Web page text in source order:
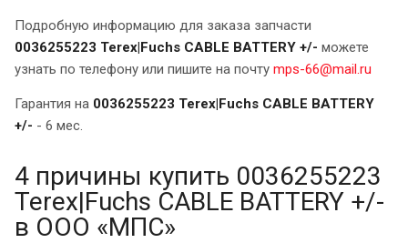
Подробную информацию для заказа запчасти
0036255223 Terex|Fuchs CABLE BATTERY +/- можете
узнать по телефону или пишите на почту mps-66@mail.ru
Гарантия на 0036255223 Terex|Fuchs CABLE BATTERY
+/- - 6 мес.
4 причины купить 0036255223
Terex|Fuchs CABLE BATTERY +/-
в ООО «МПС»